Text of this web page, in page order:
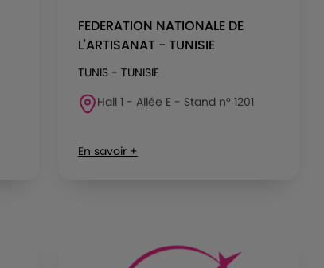
FEDERATION NATIONALE DE
L'ARTISANAT - TUNISIE
TUNIS - TUNISIE
Hall 1 - Allée E - Stand n° 1201
En savoir +